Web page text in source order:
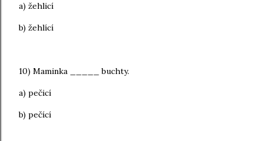
a) žehlicí
b) žehlící
10) Maminka _____ buchty.
a) pečicí
b) pečící